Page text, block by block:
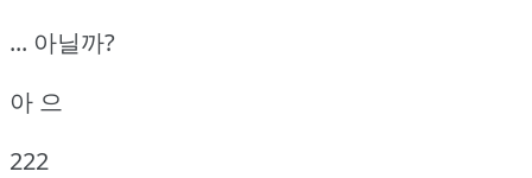
... 아닐까?
아 으
222